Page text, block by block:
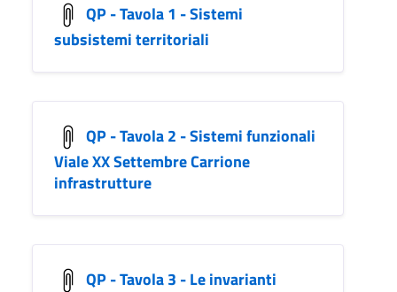
QP - Tavola 1 - Sistemi
subsistemi territoriali
QP - Tavola 2 - Sistemi funzionali
Viale XX Settembre Carrione
infrastrutture
QP - Tavola 3 - Le invarianti